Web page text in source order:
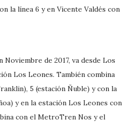
la línea 6 y en Vicente Valdés con
Noviembre de 2017, va desde Los
Los Leones. También combina
5 (estación Ñuble) y con la
y en la estación Los Leones con
con el MetroTren Nos y el